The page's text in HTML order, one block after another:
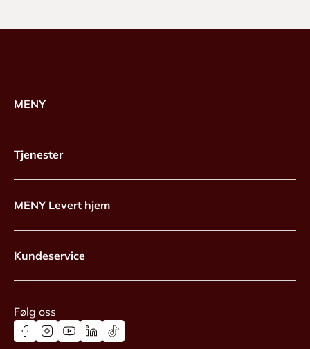
MENY
Tjenester
MENY Levert hjem
Kundeservice
Følg oss